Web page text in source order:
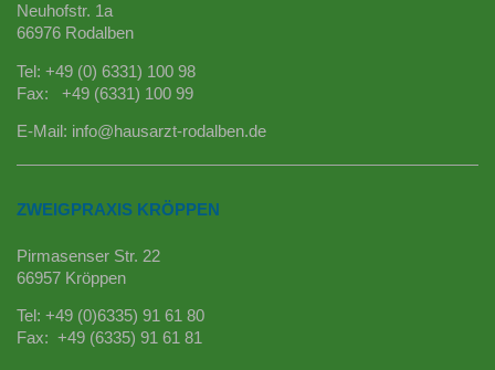
Neuhofstr. 1a
66976 Rodalben
Tel: +49 (0) 6331) 100 98
Fax: +49 (6331) 100 99
E-Mail: info@hausarzt-rodalben.de
ZWEIGPRAXIS KRÖPPEN
Pirmasenser Str. 22
66957 Kröppen
Tel: +49 (0)6335) 91 61 80
Fax: +49 (6335) 91 61 81